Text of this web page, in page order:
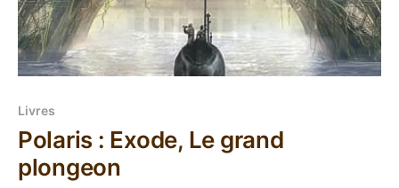
Livres
Polaris : Exode, Le grand
plongeon